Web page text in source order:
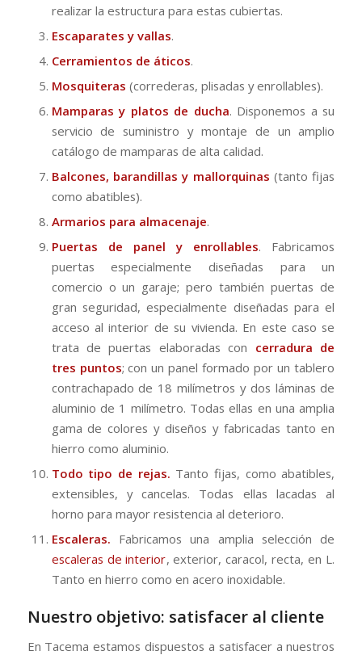
realizar la estructura para estas cubiertas.
Escaparates y vallas.
Cerramientos de áticos.
Mosquiteras (correderas, plisadas y enrollables).
Mamparas y platos de ducha. Disponemos a su
servicio de suministro y montaje de un amplio
catálogo de mamparas de alta calidad.
Balcones, barandillas y mallorquinas (tanto fijas
como abatibles).
Armarios para almacenaje.
Puertas de panel y enrollables. Fabricamos
puertas especialmente diseñadas para un
comercio o un garaje; pero también puertas de
gran seguridad, especialmente diseñadas para el
acceso al interior de su vivienda. En este caso se
trata de puertas elaboradas con cerradura de
tres puntos; con un panel formado por un tablero
contrachapado de 18 milímetros y dos láminas de
aluminio de 1 milímetro. Todas ellas en una amplia
gama de colores y diseños y fabricadas tanto en
hierro como aluminio.
Todo tipo de rejas. Tanto fijas, como abatibles,
extensibles, y cancelas. Todas ellas lacadas al
horno para mayor resistencia al deterioro.
Escaleras. Fabricamos una amplia selección de
escaleras de interior, exterior, caracol, recta, en L.
Tanto en hierro como en acero inoxidable.
Nuestro objetivo: satisfacer al cliente
En Tacema estamos dispuestos a satisfacer a nuestros